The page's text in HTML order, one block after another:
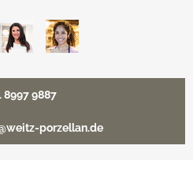
8997 9887
porzellan.de